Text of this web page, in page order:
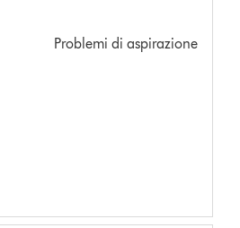
Problemi di aspirazione